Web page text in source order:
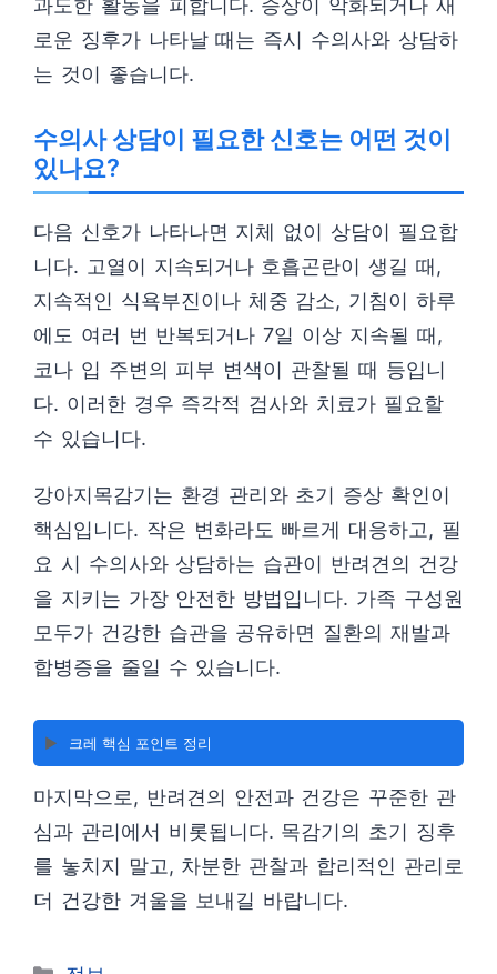
과도한 활동을 피합니다. 증상이 악화되거나 새
로운 징후가 나타날 때는 즉시 수의사와 상담하
는 것이 좋습니다.
수의사 상담이 필요한 신호는 어떤 것이
있나요?
다음 신호가 나타나면 지체 없이 상담이 필요합
니다. 고열이 지속되거나 호흡곤란이 생길 때,
지속적인 식욕부진이나 체중 감소, 기침이 하루
에도 여러 번 반복되거나 7일 이상 지속될 때,
코나 입 주변의 피부 변색이 관찰될 때 등입니
다. 이러한 경우 즉각적 검사와 치료가 필요할
수 있습니다.
강아지목감기는 환경 관리와 초기 증상 확인이
핵심입니다. 작은 변화라도 빠르게 대응하고, 필
요 시 수의사와 상담하는 습관이 반려견의 건강
을 지키는 가장 안전한 방법입니다. 가족 구성원
모두가 건강한 습관을 공유하면 질환의 재발과
합병증을 줄일 수 있습니다.
▶️ 크레 핵심 포인트 정리
마지막으로, 반려견의 안전과 건강은 꾸준한 관
심과 관리에서 비롯됩니다. 목감기의 초기 징후
를 놓치지 말고, 차분한 관찰과 합리적인 관리로
더 건강한 겨울을 보내길 바랍니다.